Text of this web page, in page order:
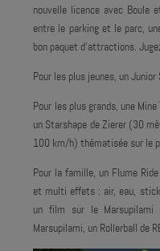
nouvelle licence avec
entre le parking et le parc,
bon paquet d'attractions.
Pour les plus jeunes, un Junior
Pour les plus grands, une
un Starshape de Zierer (30
100 km/h) thématisée sur le
Pour la famille, un Flume
et multi effets : air, eau,
un film sur le Marsupilami
Marsupilami, un Rollerball de